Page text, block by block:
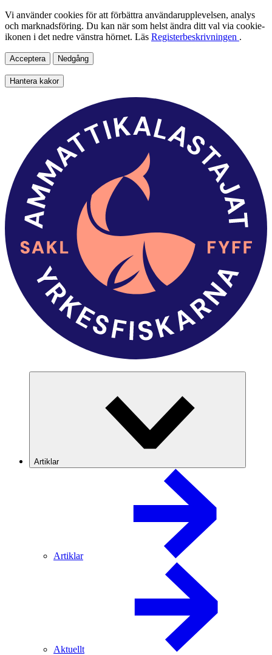
Vi använder cookies för att förbättra användarupplevelsen, analys
och marknadsföring. Du kan när som helst ändra ditt val via cookie-
ikonen i det nedre vänstra hörnet. Läs Registerbeskrivningen .
Acceptera Nedgång
Hantera kakor
Artiklar
Artiklar
Aktuellt